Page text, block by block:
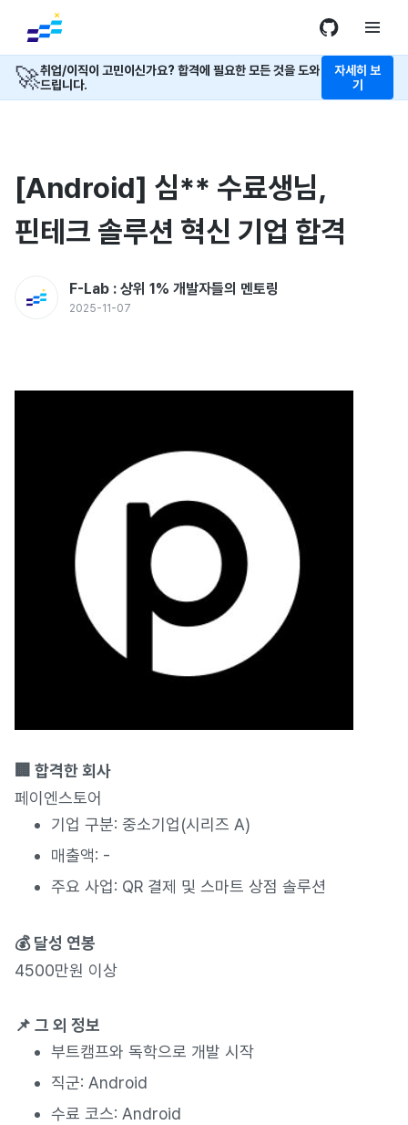
🚀취업/이직이 고민이신가요? 합격에 필요한 모든 것을 도와
드립니다.
자세히 보
기
[Android] 심** 수료생님,
핀테크 솔루션 혁신 기업 합격
F-Lab : 상위 1% 개발자들의 멘토링
2025-11-07
🏢 합격한 회사
페이엔스토어
기업 구분: 중소기업(시리즈 A)
매출액: -
주요 사업: QR 결제 및 스마트 상점 솔루션
💰 달성 연봉
4500만원 이상
📌 그 외 정보
부트캠프와 독학으로 개발 시작
직군: Android
수료 코스: Android